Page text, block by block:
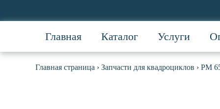
Главная Каталог Услуги
Главная страница › Запчасти для квадроциклов › РМ